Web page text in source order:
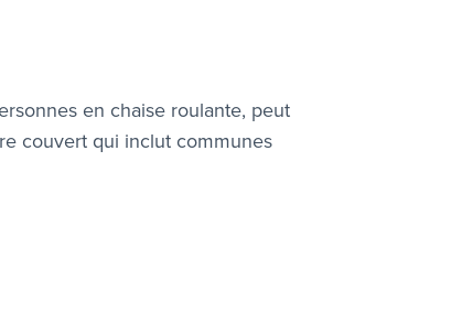
en chaise roulante, peut
couvert qui inclut communes